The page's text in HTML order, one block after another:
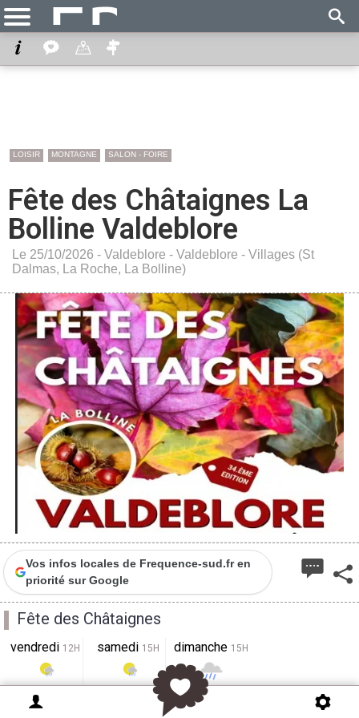
LOISIR MONTAGNE SALON - FOIRE
Fête des Châtaignes La
Bolline Valdeblore
Le 25/10/2026 - Valdeblore - Valdeblore - Villages (St
Dalmas, La Roche, La Bolline)
Vos infos locales de Frequence-sud.fr en
priorité sur Google
Fête des Châtaignes
vendredi 12H
25°
samedi 15H dimanche 15H
20°